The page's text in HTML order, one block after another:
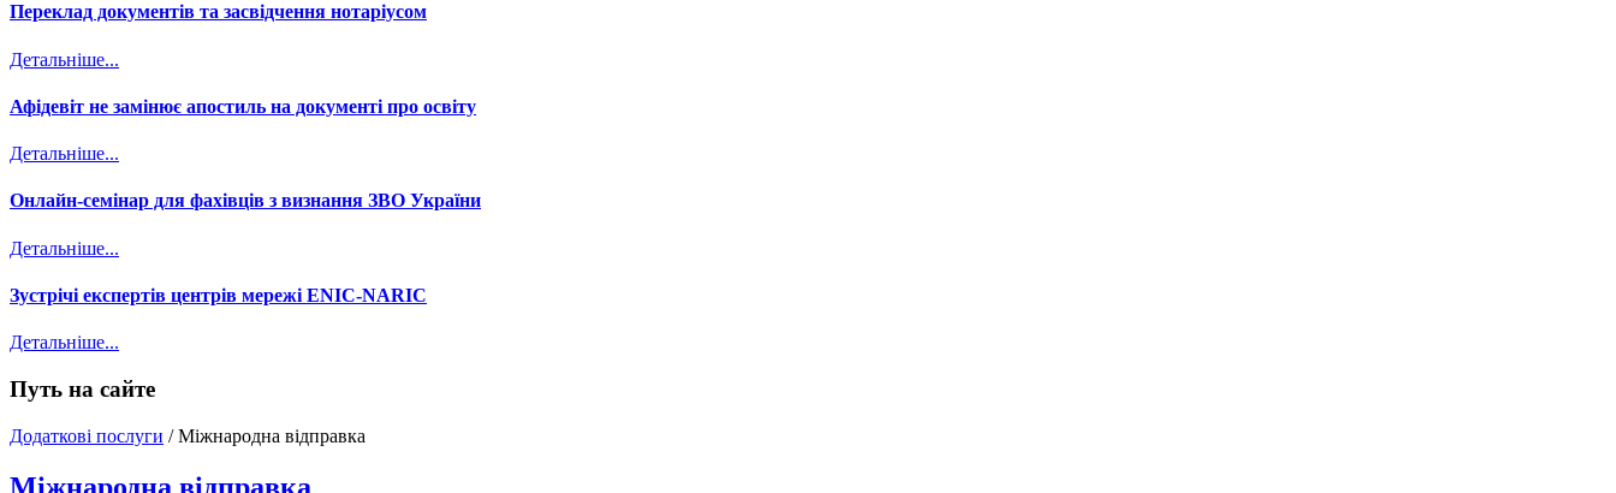
Переклад документів та засвідчення нотаріусом
Детальніше...
Афідевіт не замінює апостиль на документі про освіту
Детальніше...
Онлайн-семінар для фахівців з визнання ЗВО України
Детальніше...
Зустрічі експертів центрів мережі ENIC-NARIC
Детальніше...
Путь на сайте
Додаткові послуги /Міжнародна відправка
Міжнародна відправка